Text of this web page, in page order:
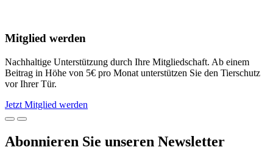
Mitglied werden
Nachhaltige Unterstützung durch Ihre Mitgliedschaft. Ab einem
Beitrag in Höhe von 5€ pro Monat unterstützen Sie den Tierschutz
vor Ihrer Tür.
Jetzt Mitglied werden
Abonnieren Sie unseren Newsletter